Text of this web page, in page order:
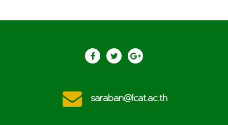
saraban@lcat.ac.th